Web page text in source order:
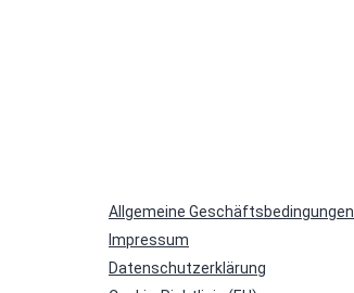
Allgemeine Geschäftsbedingungen
Impressum
Datenschutzerklärung